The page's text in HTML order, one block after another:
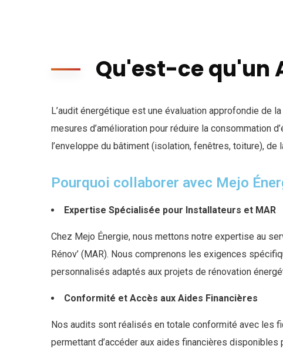
Qu'est-ce qu'un
L’audit énergétique est une évaluation approfondie de
mesures d’amélioration pour réduire la consommation
l’enveloppe du bâtiment (isolation, fenêtres, toiture),
Pourquoi collaborer avec Mejo
Expertise Spécialisée pour Installateurs et MAR
Chez Mejo Énergie, nous mettons notre expertise au
Rénov’ (MAR). Nous comprenons les exigences
personnalisés adaptés aux projets de rénovation
Conformité et Accès aux Aides Financières
Nos audits sont réalisés en totale conformité avec les
permettant d’accéder aux aides financières